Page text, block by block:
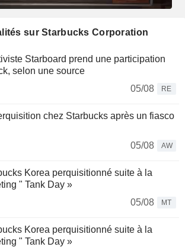
sur Starbucks Corporation
Starboard prend une participation
selon une source
05/08
RE
chez Starbucks après un fiasco
05/08
AW
Korea perquisitionné suite à la
" Tank Day »
05/08
MT
Korea perquisitionné suite à la
" Tank Day »